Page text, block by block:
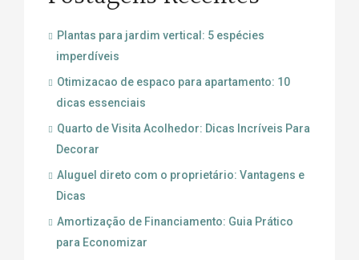
Plantas para jardim vertical: 5 espécies
imperdíveis
Otimizacao de espaco para apartamento: 10
dicas essenciais
Quarto de Visita Acolhedor: Dicas Incríveis Para
Decorar
Aluguel direto com o proprietário: Vantagens e
Dicas
Amortização de Financiamento: Guia Prático
para Economizar